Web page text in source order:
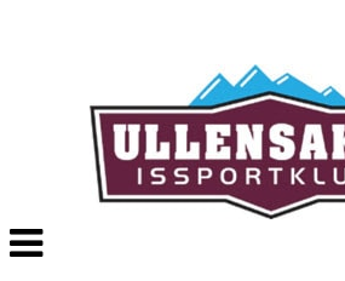
Veksle
navigasjon